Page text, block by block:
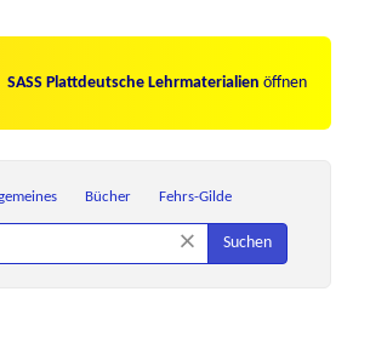
SASS Plattdeutsche Lehrmaterialien öffnen
Bücher Fehrs-Gilde
× Suchen